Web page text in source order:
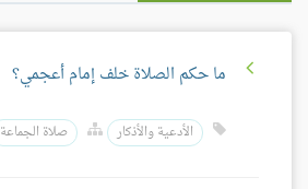
ما حكم الصلاة خلف إمام أعجمي؟
الأدعية والأذكار صلاة الجماعة